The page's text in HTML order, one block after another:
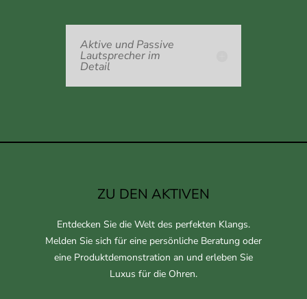
Aktive und Passive
Lautsprecher im
Detail
ZU DEN AKTIVEN
Entdecken Sie die Welt des perfekten Klangs.
Melden Sie sich für eine persönliche Beratung oder
eine Produktdemonstration an und erleben Sie
Luxus für die Ohren.